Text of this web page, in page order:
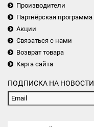
Производители
Партнёрская программа
Акции
Связаться с нами
Возврат товара
Карта сайта
ПОДПИСКА НА НОВОСТИ